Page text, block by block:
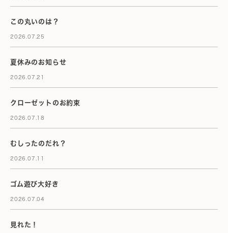
この丸いのは？
2026.07.25
夏休みのお知らせ
2026.07.21
クローゼットのお約束
2026.07.18
むしったのだれ？
2026.07.11
ゴム遊び大好き
2026.07.04
見れた！